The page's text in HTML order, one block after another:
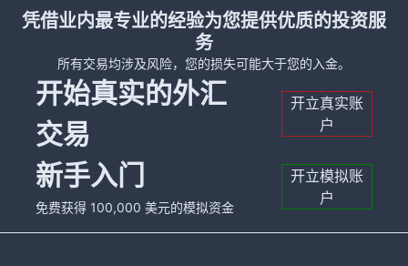
凭借业内最专业的经验为您提供优质的投资服
务
所有交易均涉及风险，您的损失可能大于您的入金。
开始真实的外汇
交易
开立真实账
户
新手入门
免费获得 100,000 美元的模拟资金
开立模拟账
户